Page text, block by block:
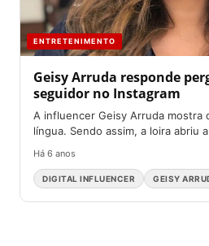
ENTRETENIMENTO
Geisy Arruda responde
seguidor no Instagram
A influencer Geisy Arruda mostra
língua. Sendo assim, a loira abriu
Há 6 anos
DIGITAL INFLUENCER GEISY